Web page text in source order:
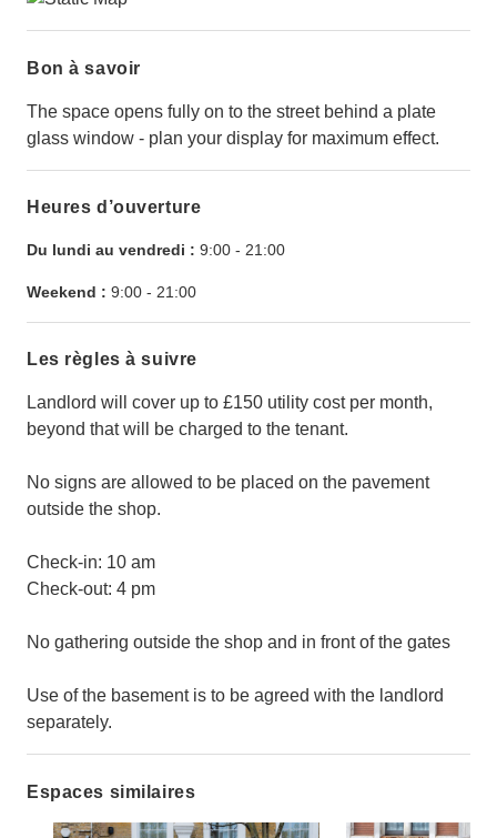
Bon à savoir
The space opens fully on to the street behind a plate
glass window - plan your display for maximum effect.
Heures d’ouverture
Du lundi au vendredi : 9:00 - 21:00
Weekend : 9:00 - 21:00
Les règles à suivre
Landlord will cover up to £150 utility cost per month,
beyond that will be charged to the tenant.
No signs are allowed to be placed on the pavement
outside the shop.
Check-in: 10 am
Check-out: 4 pm
No gathering outside the shop and in front of the gates
Use of the basement is to be agreed with the landlord
separately.
Espaces similaires